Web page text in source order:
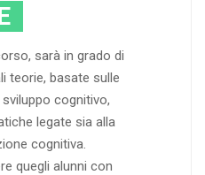
sarà in grado di
teorie, basate sulle
cognitivo,
legate sia alla
cognitiva.
quegli alunni con